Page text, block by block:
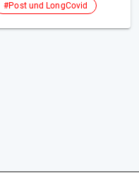
#Post und LongCovid